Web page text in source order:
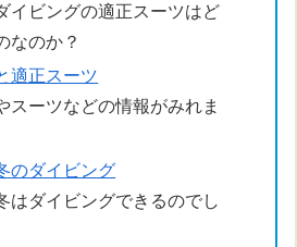
イビングの適正スーツはど
なのか？
適正スーツ
スーツなどの情報がみれま
のダイビング
はダイビングできるのでし